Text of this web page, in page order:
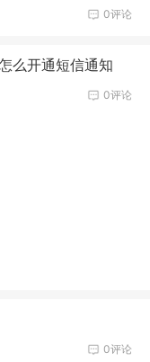
0评论
么开通短信通知
0评论
0评论